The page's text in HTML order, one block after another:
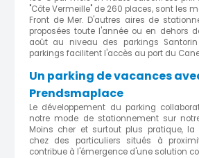
"Côte Vermeille" de 260 places, sont les
Front de Mer. D'autres aires de
proposées toute l'année ou en dehors
août au niveau des parkings
parkings facilitent l'accès au port du
Un parking de vacances
Prendsmaplace
Le développement du parking
notre mode de stationnement sur
Moins cher et surtout plus pratique, la
chez des particuliers situés à
contribue à l'émergence d'une solution